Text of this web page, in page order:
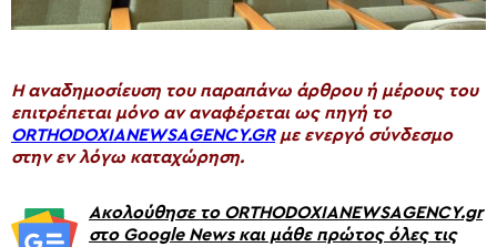
H αναδημοσίευση του παραπάνω άρθρου ή μέρους του
επιτρέπεται μόνο αν αναφέρεται ως πηγή το
ORTHODOXIANEWSAGENCY.GRμε ενεργό σύνδεσμο
στην εν λόγω καταχώρηση.
Ακολούθησε το ORTHODOXIANEWSAGENCY.gr
στο Google News και μάθε πρώτος όλες τις